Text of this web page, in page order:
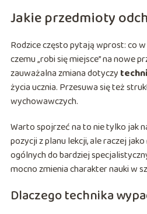
Jakie przedmioty
Rodzice często pytają wprost: co w
czemu „robi się miejsce” na nowe
zauważalna zmiana dotyczy
życia ucznia. Przesuwa się też
wychowawczych.
Warto spojrzeć na to nie tylko jak
pozycji z planu lekcji, ale raczej
ogólnych do bardziej
mocno zmienia charakter nauki w
Dlaczego technika